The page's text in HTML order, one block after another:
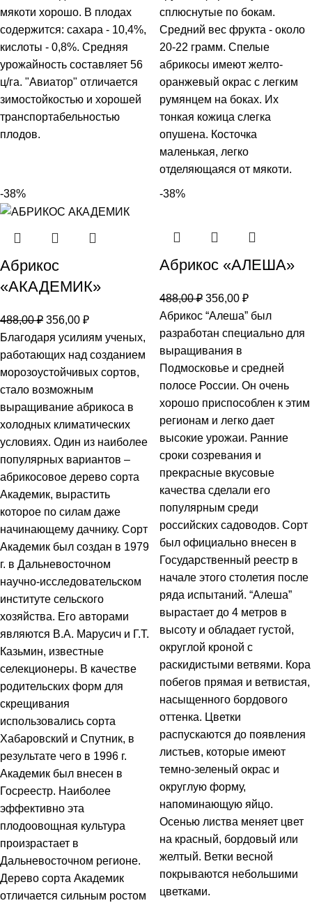
мякоти хорошо. В плодах
содержится: сахара - 10,4%,
кислоты - 0,8%. Средняя
урожайность составляет 56
ц/га. "Авиатор" отличается
зимостойкостью и хорошей
транспортабельностью
плодов.
сплюснутые по бокам.
Средний вес фрукта - около
20-22 грамм. Спелые
абрикосы имеют желто-
оранжевый окрас с легким
румянцем на боках. Их
тонкая кожица слегка
опушена. Косточка
маленькая, легко
отделяющаяся от мякоти.
-38%
Абрикос
«АКАДЕМИК»
488,00₽ 356,00 ₽
Благодаря усилиям ученых,
работающих над созданием
морозоустойчивых сортов,
стало возможным
выращивание абрикоса в
холодных климатических
условиях. Один из наиболее
популярных вариантов –
абрикосовое дерево сорта
Академик, вырастить
которое по силам даже
начинающему дачнику. Сорт
Академик был создан в 1979
г. в Дальневосточном
научно-исследовательском
институте сельского
хозяйства. Его авторами
являются В.А. Марусич и Г.Т.
Казьмин, известные
селекционеры. В качестве
родительских форм для
скрещивания
использовались сорта
Хабаровский и Спутник, в
результате чего в 1996 г.
Академик был внесен в
Госреестр. Наиболее
эффективно эта
плодоовощная культура
произрастает в
Дальневосточном регионе.
Дерево сорта Академик
отличается сильным ростом
-38%
Абрикос «АЛЕША»
488,00₽ 356,00 ₽
Абрикос “Алеша” был
разработан специально для
выращивания в
Подмосковье и средней
полосе России. Он очень
хорошо приспособлен к этим
регионам и легко дает
высокие урожаи. Ранние
сроки созревания и
прекрасные вкусовые
качества сделали его
популярным среди
российских садоводов. Сорт
был официально внесен в
Государственный реестр в
начале этого столетия после
ряда испытаний. “Алеша”
вырастает до 4 метров в
высоту и обладает густой,
округлой кроной с
раскидистыми ветвями. Кора
побегов прямая и ветвистая,
насыщенного бордового
оттенка. Цветки
распускаются до появления
листьев, которые имеют
темно-зеленый окрас и
округлую форму,
напоминающую яйцо.
Осенью листва меняет цвет
на красный, бордовый или
желтый. Ветки весной
покрываются небольшими
цветками.